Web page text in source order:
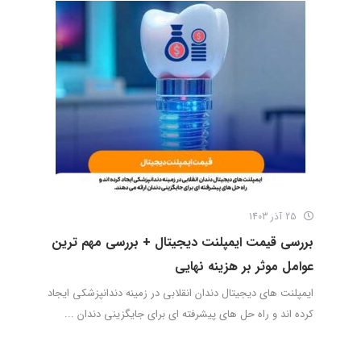
بررسی قیمت ایمپلنت دیجیتال + بررسی مهم ترین
عوامل موثر بر هزینه نهایی
ایمپلنت های دیجیتال دندان انقلابی در زمینه دندانپزشکی ایجاد
کرده اند و راه حل های پیشرفته ای برای جایگزینی دندان ...